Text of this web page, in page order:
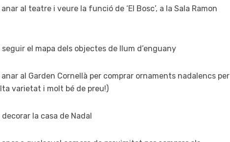
anar al teatre i veure la funció de ‘El Bosc’, a la Sala Ramon
seguir el mapa dels objectes de llum d’enguany
anar al Garden Cornellà per comprar ornaments nadalencs per
varietat i molt bé de preu!)
decorar la casa de Nadal